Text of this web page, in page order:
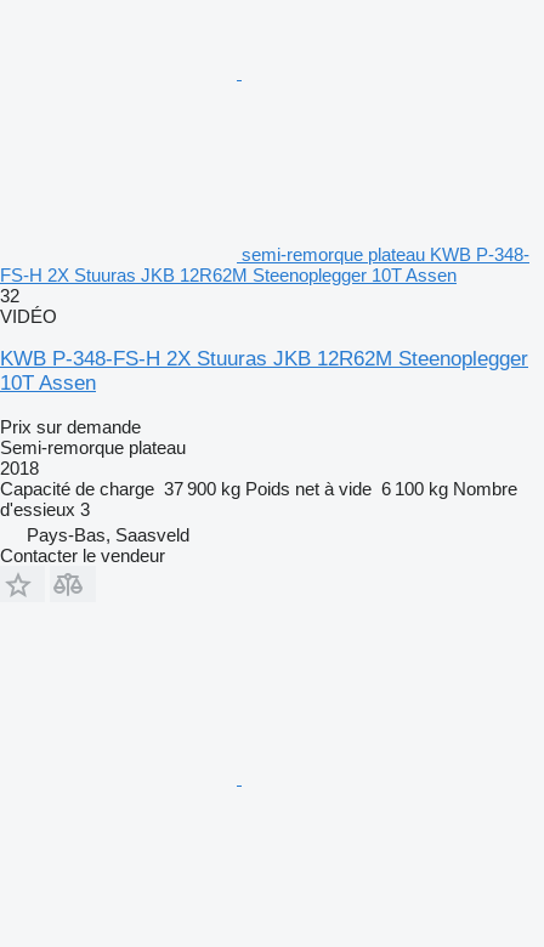
semi-remorque plateau KWB P-348-
FS-H 2X Stuuras JKB 12R62M Steenoplegger 10T Assen
32
VIDÉO
KWB P-348-FS-H 2X Stuuras JKB 12R62M Steenoplegger
10T Assen
Prix sur demande
Semi-remorque plateau
2018
Capacité de charge 37 900 kg Poids net à vide 6 100 kg Nombre
d'essieux 3
Pays-Bas, Saasveld
Contacter le vendeur